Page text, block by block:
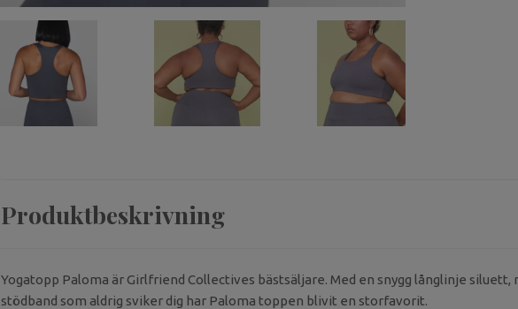
Produktbeskrivning
Yogatopp Paloma är Girlfriend Collectives bästsäljare. Med en snygg långlinje siluett,
stödband som aldrig sviker dig har Paloma toppen blivit en storfavorit.